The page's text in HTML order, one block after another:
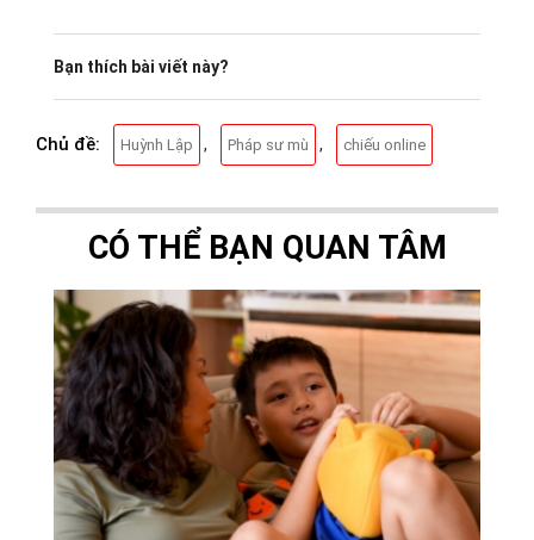
Bạn thích bài viết này?
Chủ đề: Huỳnh Lập , Pháp sư mù , chiếu online
CÓ THỂ BẠN QUAN TÂM